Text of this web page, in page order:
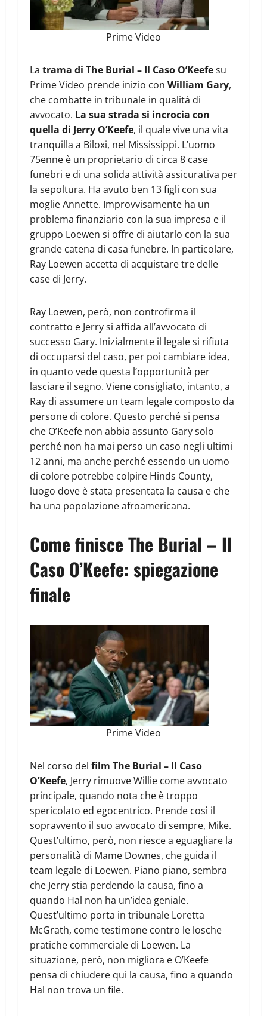
Prime Video
La trama di The Burial – Il Caso O’Keefesu
Prime Video prende inizio con William Gary,
che combatte in tribunale in qualità di
avvocato. La sua strada si incrocia con
quella di Jerry O’Keefe, il quale vive una vita
tranquilla a Biloxi, nel Mississippi. L’uomo
75enne è un proprietario di circa 8 case
funebri e di una solida attività assicurativa per
la sepoltura. Ha avuto ben 13 figli con sua
moglie Annette. Improvvisamente ha un
problema finanziario con la sua impresa e il
gruppo Loewen si offre di aiutarlo con la sua
grande catena di casa funebre. In particolare,
Ray Loewen accetta di acquistare tre delle
case di Jerry.
Ray Loewen, però, non controfirma il
contratto e Jerry si affida all’avvocato di
successo Gary. Inizialmente il legale si rifiuta
di occuparsi del caso, per poi cambiare idea,
in quanto vede questa l’opportunità per
lasciare il segno. Viene consigliato, intanto, a
Ray di assumere un team legale composto da
persone di colore. Questo perché si pensa
che O’Keefe non abbia assunto Gary solo
perché non ha mai perso un caso negli ultimi
12 anni, ma anche perché essendo un uomo
di colore potrebbe colpire Hinds County,
luogo dove è stata presentata la causa e che
ha una popolazione afroamericana.
Come finisce The Burial – Il
Caso O’Keefe: spiegazione
finale
Prime Video
Nel corso del film The Burial – Il Caso
O’Keefe, Jerry rimuove Willie come avvocato
principale, quando nota che è troppo
spericolato ed egocentrico. Prende così il
sopravvento il suo avvocato di sempre, Mike.
Quest’ultimo, però, non riesce a eguagliare la
personalità di Mame Downes, che guida il
team legale di Loewen. Piano piano, sembra
che Jerry stia perdendo la causa, fino a
quando Hal non ha un’idea geniale.
Quest’ultimo porta in tribunale Loretta
McGrath, come testimone contro le losche
pratiche commerciale di Loewen. La
situazione, però, non migliora e O’Keefe
pensa di chiudere qui la causa, fino a quando
Hal non trova un file.